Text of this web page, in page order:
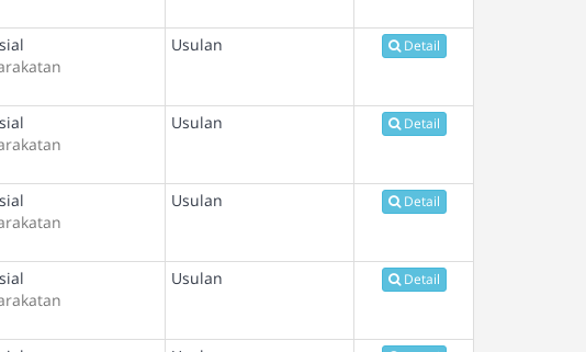
Usulan Detail
Usulan Detail
Usulan Detail
Usulan Detail